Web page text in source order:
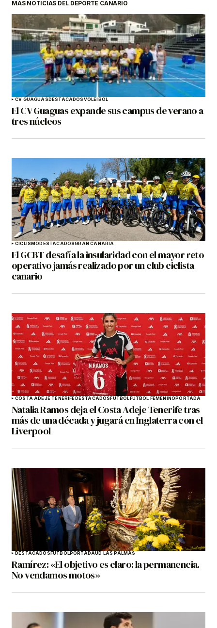
MÁS NOTICIAS DEL DEPORTE CANARIO
CV GUAGUASDESTACADOSVOLEIBOL
El CV Guaguas expande sus campus de verano a
tres núcleos
CICLISMODESTACADOSGRAN CANARIA
El GCBT desafía la insularidad con el mayor reto
operativo jamás realizado por un club ciclista
canario
COSTA ADEJE TENERIFEDESTACADOSFÚTBOLFÚTBOL FEMENINOPORTADA
Natalia Ramos deja el Costa Adeje Tenerife tras
más de una década y jugará en Inglaterra con el
Liverpool
DESTACADOSFÚTBOLPORTADAUD LAS PALMAS
Ramírez: «El objetivo es claro: la permanencia.
No vendamos motos»